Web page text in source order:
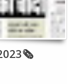
2023🗞